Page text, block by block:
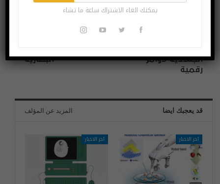
البوست السابق
فيسبوك تستحوذ
الجسدية لأوامر
رقمية
البطارية
قد يعجبك ايضا المزيد عن المؤلف
آخر الاخبار آخر الاخبار
يمكنك الغاء الاشتراك ساعة ما تشاء